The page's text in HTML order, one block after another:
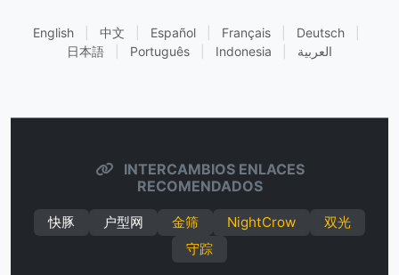
English 中文 Español Français Deutsch
日本語
Português Indonesia العربية
INTERCAMBIOS ENLACES
RECOMENDADOS
快豚 户型网 金筛 NightCrow
双光
守踪